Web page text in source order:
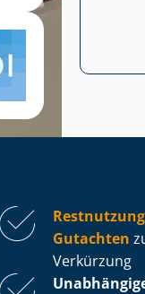
Gutachten
Verkürzung